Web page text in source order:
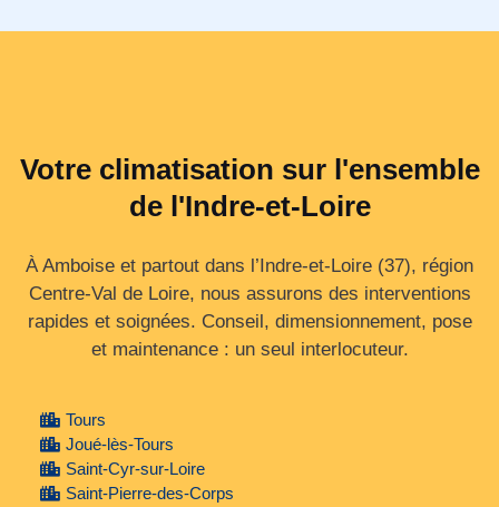
Votre climatisation sur l'ensemble
de l'Indre-et-Loire
À Amboise et partout dans l’Indre‑et‑Loire (37), région
Centre‑Val de Loire, nous assurons des interventions
rapides et soignées. Conseil, dimensionnement, pose
et maintenance : un seul interlocuteur.
Tours
Joué-lès-Tours
Saint-Cyr-sur-Loire
Saint-Pierre-des-Corps